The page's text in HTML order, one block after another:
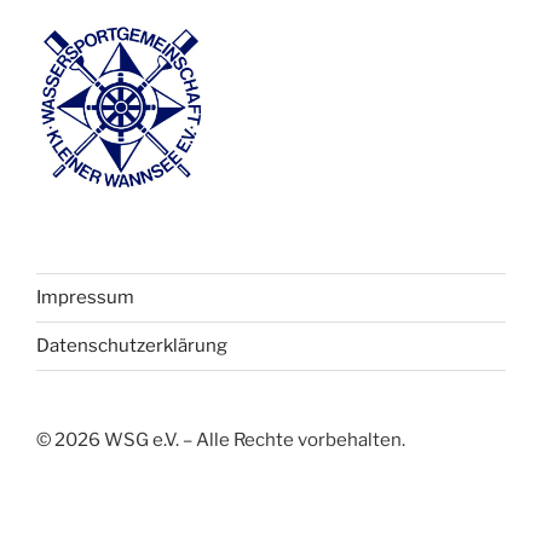
Impressum
Datenschutzerklärung
© 2026 WSG e.V. – Alle Rechte vorbehalten.